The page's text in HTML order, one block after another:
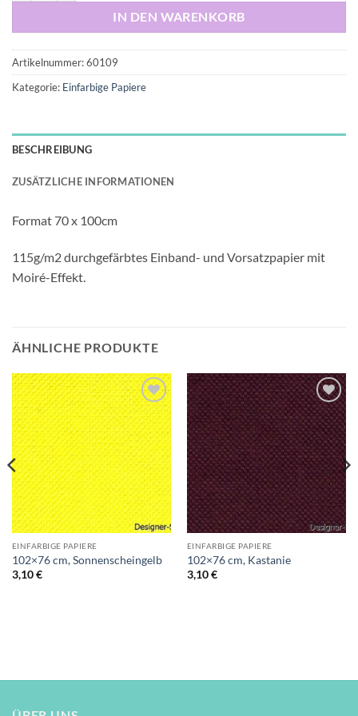
IN DEN WARENKORB
Artikelnummer:60109
Kategorie: Einfarbige Papiere
BESCHREIBUNG
ZUSÄTZLICHE INFORMATIONEN
Format 70 x 100cm
115g/m2 durchgefärbtes Einband- und Vorsatzpapier mit
Moiré-Effekt.
ÄHNLICHE PRODUKTE
Auf die
Wunschliste
EINFARBIGE PAPIERE
102×76 cm, Sonnenscheingelb
3,10€
Auf die
Wunschliste
EINFARBIGE PAPIERE
102×76 cm, Kastanie
3,10€